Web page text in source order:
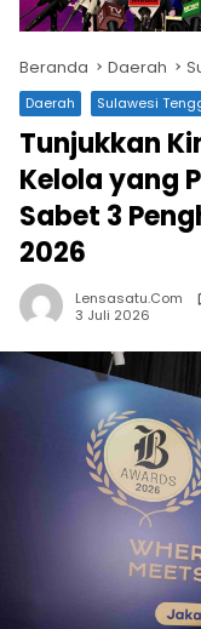
Beranda Daerah
Daerah Sulawesi
Tunjukkan
Kelola yang
Sabet 3
2026
Lensasatu.com
3 Juli 2026